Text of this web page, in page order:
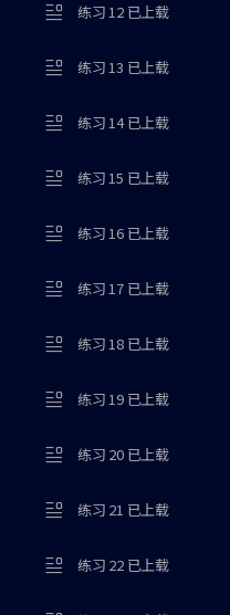
练习 12 已上载
练习 13 已上载
练习 14 已上载
练习 15 已上载
练习 16 已上载
练习 17 已上载
练习 18 已上载
练习 19 已上载
练习 20 已上载
练习 21 已上载
练习 22 已上载